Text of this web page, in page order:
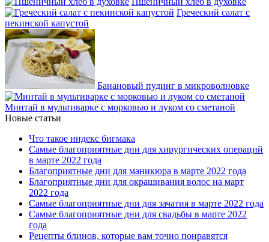
Греческий салат с
пекинской капустой
Банановый пудинг в микроволновке
Минтай в мультиварке с морковью и луком со сметаной
Новые статьи
Что такое индекс бигмака
Самые благоприятные дни для хирургических операций
в марте 2022 года
Благоприятные дни для маникюра в марте 2022 года
Благоприятные дни для окрашивания волос на март
2022 года
Самые благоприятные дни для зачатия в марте 2022 года
Самые благоприятные дни для свадьбы в марте 2022
года
Рецепты блинов, которые вам точно понравятся